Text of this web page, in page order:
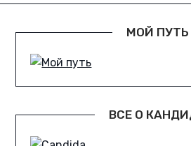
МОЙ ПУТЬ
ВСЕ О